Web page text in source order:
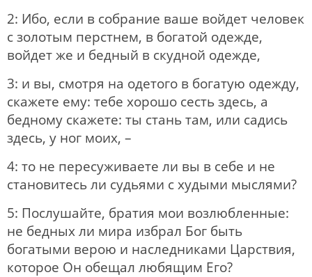
2: Ибо, если в собрание ваше войдет человек
с золотым перстнем, в богатой одежде,
войдет же и бедный в скудной одежде,
3: и вы, смотря на одетого в богатую одежду,
скажете ему: тебе хорошо сесть здесь, а
бедному скажете: ты стань там, или садись
здесь, у ног моих, –
4: то не пересуживаете ли вы в себе и не
становитесь ли судьями с худыми мыслями?
5: Послушайте, братия мои возлюбленные:
не бедных ли мира избрал Бог быть
богатыми верою и наследниками Царствия,
которое Он обещал любящим Его?